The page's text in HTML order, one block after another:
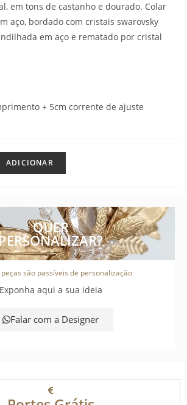
em tons de castanho e dourado. Colar
aço, bordado com cristais swarovsky
em aço e rematado por cristal
+ 5cm corrente de ajuste
ADICIONAR
QUER
são passíveis de personalização
Exponha aqui a sua ideia
Falar com a Designer